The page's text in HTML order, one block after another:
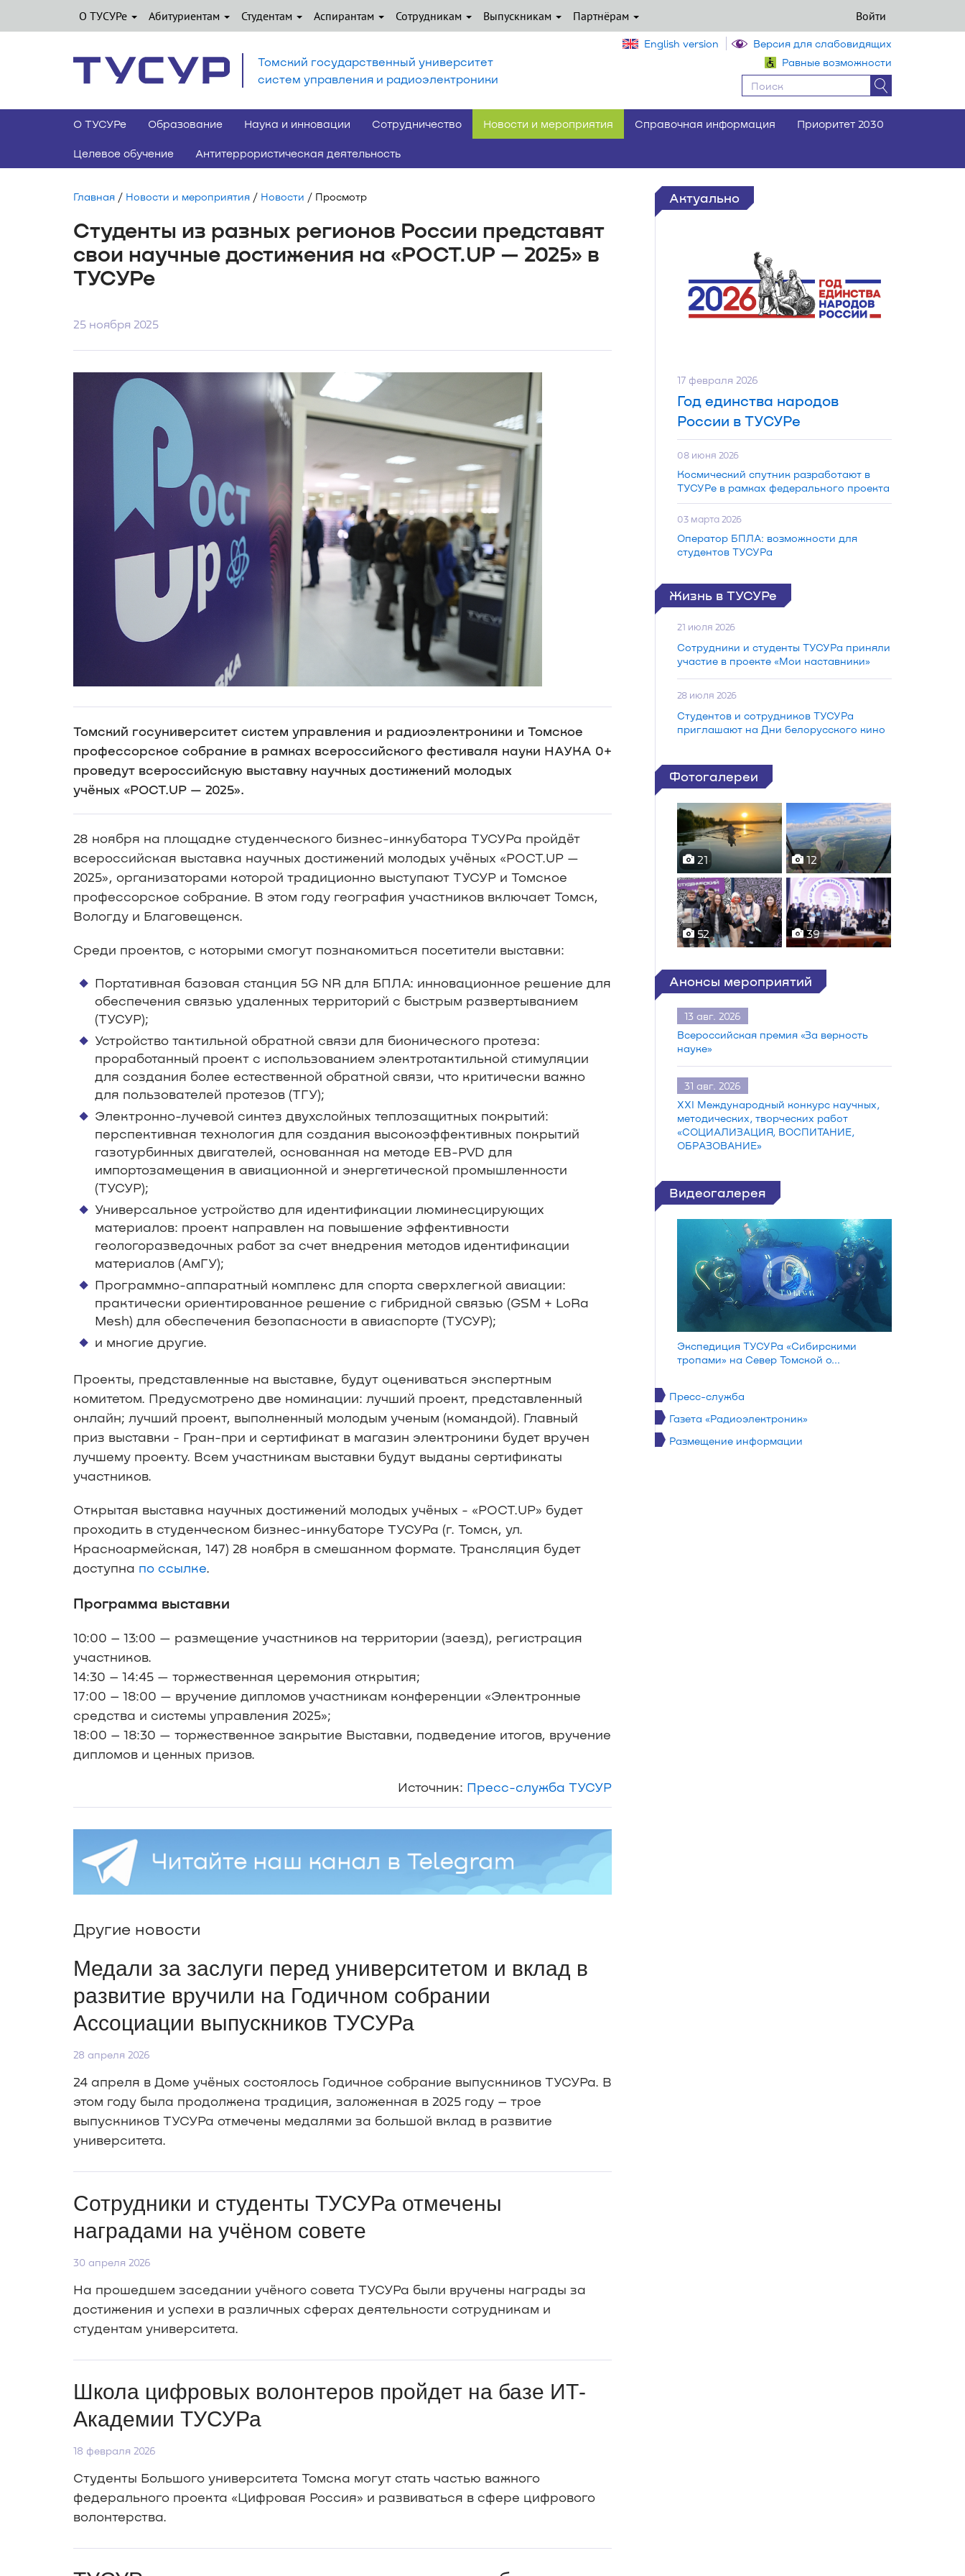
О ТУСУРе Абитуриентам Студентам Аспирантам Сотрудникам Выпускникам Партнёрам Войти
Томский государственный университет
систем управления и радиоэлектроники
English version
Версия для слабовидящих
Равные возможности
О ТУСУРе Образование Наука и инновации Сотрудничество Новости и мероприятия Справочная информация Приоритет 2030
Целевое обучение Антитеррористическая деятельность
Главная / Новости и мероприятия / Новости / Просмотр
Студенты из разных регионов России представят
свои научные достижения на «РОСТ.UP — 2025» в
ТУСУРе
25 ноября 2025
Томский госуниверситет систем управления и радиоэлектроники и Томское
профессорское собрание в рамках всероссийского фестиваля науки НАУКА 0+
проведут всероссийскую выставку научных достижений молодых
учёных «РОСТ.UP — 2025».
28 ноября на площадке студенческого бизнес-инкубатора ТУСУРа пройдёт
всероссийская выставка научных достижений молодых учёных «РОСТ.UP —
2025», организаторами которой традиционно выступают ТУСУР и Томское
профессорское собрание. В этом году география участников включает Томск,
Вологду и Благовещенск.
Среди проектов, с которыми смогут познакомиться посетители выставки:
Портативная базовая станция 5G NR для БПЛА: инновационное решение для
обеспечения связью удаленных территорий с быстрым развертыванием
(ТУСУР);
Устройство тактильной обратной связи для бионического протеза:
проработанный проект с использованием электротактильной стимуляции
для создания более естественной обратной связи, что критически важно
для пользователей протезов (ТГУ);
Электронно-лучевой синтез двухслойных теплозащитных покрытий:
перспективная технология для создания высокоэффективных покрытий
газотурбинных двигателей, основанная на методе EB-PVD для
импортозамещения в авиационной и энергетической промышленности
(ТУСУР);
Универсальное устройство для идентификации люминесцирующих
материалов: проект направлен на повышение эффективности
геологоразведочных работ за счет внедрения методов идентификации
материалов (АмГУ);
Программно-аппаратный комплекс для спорта сверхлегкой авиации:
практически ориентированное решение с гибридной связью (GSM + LoRa
Mesh) для обеспечения безопасности в авиаспорте (ТУСУР);
и многие другие.
Проекты, представленные на выставке, будут оцениваться экспертным
комитетом. Предусмотрено две номинации: лучший проект, представленный
онлайн; лучший проект, выполненный молодым ученым (командой). Главный
приз выставки - Гран-при и сертификат в магазин электроники будет вручен
лучшему проекту. Всем участникам выставки будут выданы сертификаты
участников.
Открытая выставка научных достижений молодых учёных - «РОСТ.UP» будет
проходить в студенческом бизнес-инкубаторе ТУСУРа (г. Томск, ул.
Красноармейская, 147) 28 ноября в смешанном формате. Трансляция будет
доступна по ссылке.
Программа выставки
10:00 – 13:00 — размещение участников на территории (заезд), регистрация
участников.
14:30 – 14:45 — торжественная церемония открытия;
17:00 – 18:00 — вручение дипломов участникам конференции «Электронные
средства и системы управления 2025»;
18:00 – 18:30 — торжественное закрытие Выставки, подведение итогов, вручение
дипломов и ценных призов.
Источник: Пресс-служба ТУСУР
Другие новости
Медали за заслуги перед университетом и вклад в
развитие вручили на Годичном собрании
Ассоциации выпускников ТУСУРа
28 апреля 2026
24 апреля в Доме учёных состоялось Годичное собрание выпускников ТУСУРа. В
этом году была продолжена традиция, заложенная в 2025 году – трое
выпускников ТУСУРа отмечены медалями за большой вклад в развитие
университета.
Сотрудники и студенты ТУСУРа отмечены
наградами на учёном совете
30 апреля 2026
На прошедшем заседании учёного совета ТУСУРа были вручены награды за
достижения и успехи в различных сферах деятельности сотрудникам и
студентам университета.
Школа цифровых волонтеров пройдет на базе ИТ-
Академии ТУСУРа
18 февраля 2026
Студенты Большого университета Томска могут стать частью важного
федерального проекта «Цифровая Россия» и развиваться в сфере цифрового
волонтерства.
Актуально
17 февраля 2026
Год единства народов
России в ТУСУРе
08 июня 2026
Космический спутник разработают в
ТУСУРе в рамках федерального проекта
03 марта 2026
Оператор БПЛА: возможности для
студентов ТУСУРа
Жизнь в ТУСУРе
21 июля 2026
Сотрудники и студенты ТУСУРа приняли
участие в проекте «Мои наставники»
28 июля 2026
Студентов и сотрудников ТУСУРа
приглашают на Дни белорусского кино
Фотогалереи
21 12
52 39
Анонсы мероприятий
13 авг. 2026
Всероссийская премия «За верность
науке»
31 авг. 2026
XXI Международный конкурс научных,
методических, творческих работ
«СОЦИАЛИЗАЦИЯ, ВОСПИТАНИЕ,
ОБРАЗОВАНИЕ»
Видеогалерея
Экспедиция ТУСУРа «Сибирскими
тропами» на Север Томской о...
Пресс-служба
Газета «Радиоэлектроник»
Размещение информации